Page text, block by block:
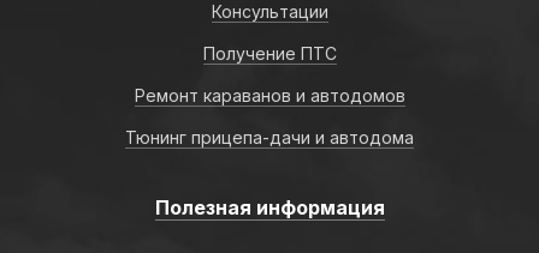
Консультации
Получение ПТС
Ремонт караванов и автодомов
Тюнинг прицепа-дачи и автодома
Полезная информация